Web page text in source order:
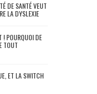
DE SANTÉ VEUT
LA DYSLEXIE
! POURQUOI DE
TOUT
ET LA SWITCH